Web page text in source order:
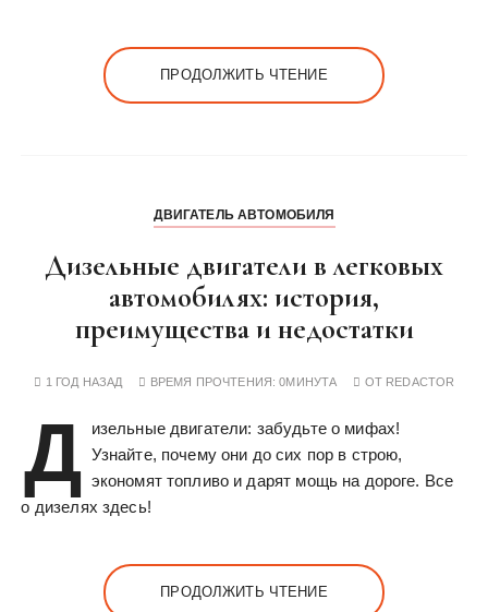
ПРОДОЛЖИТЬ ЧТЕНИЕ
ДВИГАТЕЛЬ АВТОМОБИЛЯ
Дизельные двигатели в легковых
автомобилях: история,
преимущества и недостатки
1 ГОД НАЗАД ВРЕМЯ ПРОЧТЕНИЯ:0МИНУТА ОТ REDACTOR
Д
изельные двигатели: забудьте о мифах!
Узнайте, почему они до сих пор в строю,
экономят топливо и дарят мощь на дороге. Все
о дизелях здесь!
ПРОДОЛЖИТЬ ЧТЕНИЕ